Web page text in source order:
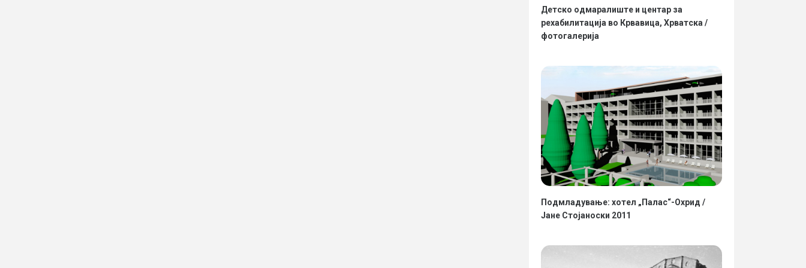
Детско одмаралиште и центар за
рехабилитација во Крвавица, Хрватска /
фотогалерија
Подмладување: хотел „Палас“-Охрид /
Јане Стојаноски 2011